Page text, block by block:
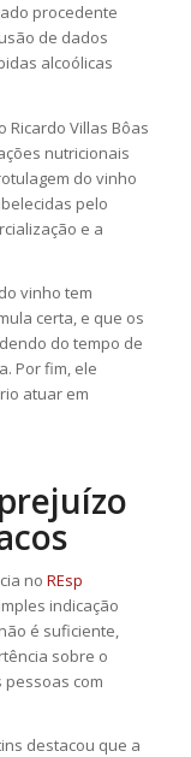
procedente
de dados
alcoólicas
Ricardo Villas Bôas
nutricionais
do vinho
pelo
e a
vinho tem
certa, e que os
do tempo de
Por fim, ele
atuar em
no REsp
indicação
é suficiente,
sobre o
com
destacou que a